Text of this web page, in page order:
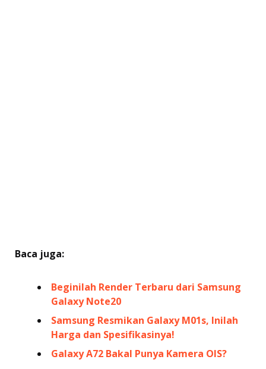
Baca juga:
Beginilah Render Terbaru dari Samsung
Galaxy Note20
Samsung Resmikan Galaxy M01s, Inilah
Harga dan Spesifikasinya!
Galaxy A72 Bakal Punya Kamera OIS?